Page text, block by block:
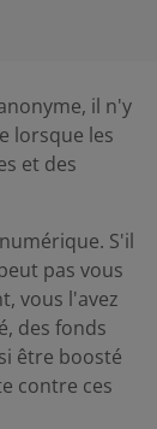
il n'y
lorsque les
et des
S'il
pas vous
vous l'avez
des fonds
être boosté
contre ces